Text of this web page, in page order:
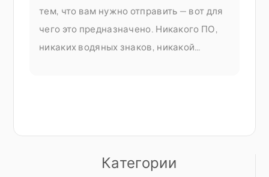
тем, что вам нужно отправить — вот для
чего это предназначено. Никакого ПО,
никаких водяных знаков, никакой
Категории